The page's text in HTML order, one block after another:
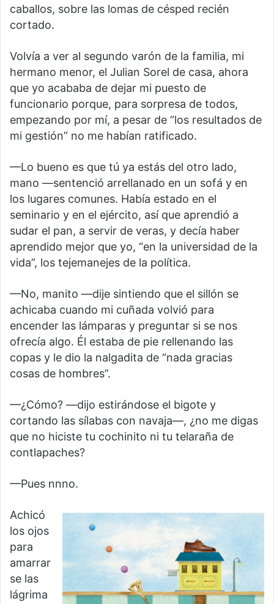
caballos, sobre las lomas de césped recién
cortado.
Volvía a ver al segundo varón de la familia, mi
hermano menor, el Julian Sorel de casa, ahora
que yo acababa de dejar mi puesto de
funcionario porque, para sorpresa de todos,
empezando por mí, a pesar de “los resultados de
mi gestión” no me habían ratificado.
—Lo bueno es que tú ya estás del otro lado,
mano —sentenció arrellanado en un sofá y en
los lugares comunes. Había estado en el
seminario y en el ejército, así que aprendió a
sudar el pan, a servir de veras, y decía haber
aprendido mejor que yo, “en la universidad de la
vida”, los tejemanejes de la política.
—No, manito —dije sintiendo que el sillón se
achicaba cuando mi cuñada volvió para
encender las lámparas y preguntar si se nos
ofrecía algo. Él estaba de pie rellenando las
copas y le dio la nalgadita de “nada gracias
cosas de hombres”.
—¿Cómo? —dijo estirándose el bigote y
cortando las sílabas con navaja—, ¿no me digas
que no hiciste tu cochinito ni tu telaraña de
contlapaches?
—Pues nnno.
Achicó
los ojos
para
amarrar
se las
lágrima